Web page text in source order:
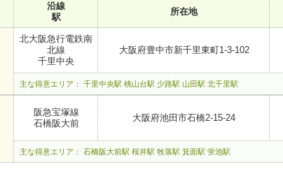
沿線
駅
所在地
北大阪急行電鉄南
北線
千里中央
大阪府豊中市新千里東町1-3-102
主な得意エリア： 千里中央駅 桃山台駅 少路駅 山田駅 北千里駅
阪急宝塚線
石橋阪大前
大阪府池田市石橋2-15-24
主な得意エリア： 石橋阪大前駅 桜井駅 牧落駅 箕面駅 蛍池駅